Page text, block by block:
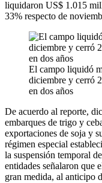
liquidaron US$ 1.015
33% respecto de
El campo liquidó
diciembre y cerró
en dos años
De acuerdo al reporte,
embarques de trigo y
exportaciones de soja y
régimen especial
la suspensión temporal
entidades señalaron que
gran medida, al anticipo